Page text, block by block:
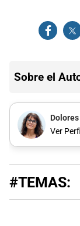
Sobre el
Ver Perfil
#TEMAS: